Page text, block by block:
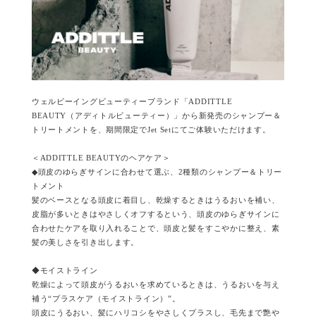
ウェルビーイングビューティーブランド「ADDITTLE
BEAUTY（アディトルビューティー）」から新発売のシャンプー＆
トリートメントを、期間限定でJet Setにてご体験いただけます。
＜ADDITTLE BEAUTYのヘアケア＞
◆頭皮のゆらぎサインに合わせて選ぶ、2種類のシャンプー＆トリー
トメント
髪のベースとなる頭皮に着目し、乾燥するときはうるおいを補い、
皮脂が多いときはやさしくオフするという、頭皮のゆらぎサインに
合わせたケアを取り入れることで、頭皮と髪をすこやかに整え、素
髪の美しさを引き出します。
◆モイストライン
乾燥によって頭皮がうるおいを求めているときは、うるおいを与え
補う“プラスケア（モイストライン）”。
頭皮にうるおい、髪にハリコシをやさしくプラスし、毛先まで艶や